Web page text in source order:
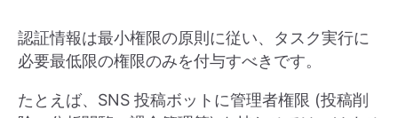
認証情報は最小権限の原則に従い、タスク実行に
必要最低限の権限のみを付与すべきです。
たとえば、SNS 投稿ボットに管理者権限 (投稿削